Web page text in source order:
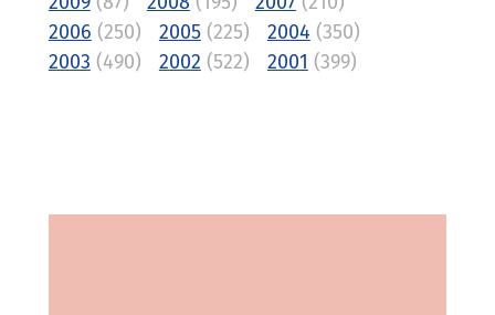
2006 (250) 2005(225) 2004 (350)
2003 (490) 2002 (522) 2001 (399)